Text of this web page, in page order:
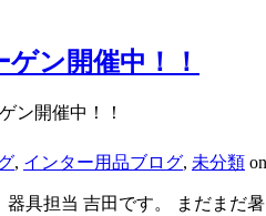
ン開催中！！
, インター用品ブログ, 未分類 on
具担当 吉田です。 まだまだ